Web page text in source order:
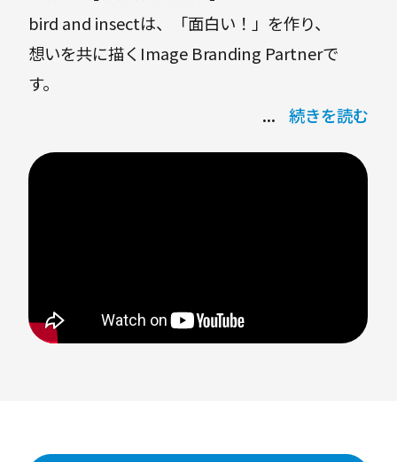
bird and insectは、「面白い！」を作り、
想いを共に描くImage Branding Partnerで
す。
写真や映像が持つ本質的な意味を捉え、
に】
続きを読む